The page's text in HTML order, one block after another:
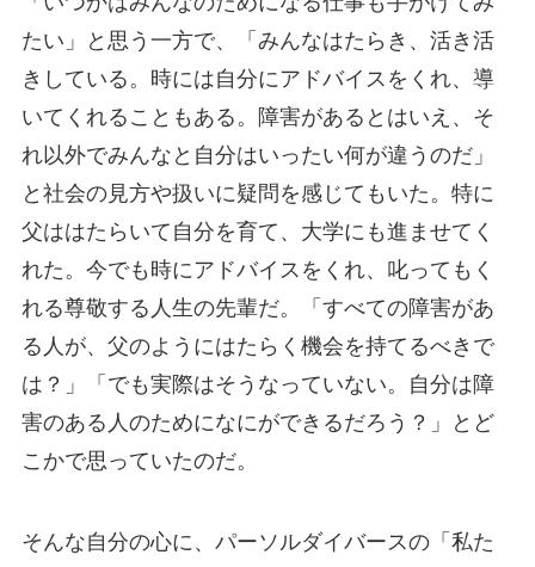
たい」と思う一方で、「みんなはたらき、活き活
きしている。時には自分にアドバイスをくれ、導
いてくれることもある。障害があるとはいえ、そ
れ以外でみんなと自分はいったい何が違うのだ」
と社会の見方や扱いに疑問を感じてもいた。特に
父ははたらいて自分を育て、大学にも進ませてく
れた。今でも時にアドバイスをくれ、叱ってもく
れる尊敬する人生の先輩だ。「すべての障害があ
る人が、父のようにはたらく機会を持てるべきで
は？」「でも実際はそうなっていない。自分は障
害のある人のためになにができるだろう？」とど
こかで思っていたのだ。
そんな自分の心に、パーソルダイバースの「私た